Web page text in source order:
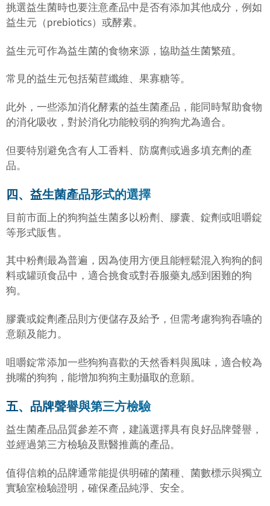
挑選益生菌時也要注意產品中是否有添加其他成分，例如
益生元（prebiotics）或酵素。
益生元可作為益生菌的食物來源，協助益生菌繁殖。
常見的益生元包括菊苣纖維、果寡糖等。
此外，一些添加消化酵素的益生菌產品，能同時幫助食物
的消化吸收，對於消化功能較弱的狗狗尤為適合。
但要特別避免含有人工香料、防腐劑或過多填充劑的產
品。
四、益生菌產品形式的選擇
目前市面上的狗狗益生菌多以粉劑、膠囊、錠劑或咀嚼錠
等形式販售。
其中粉劑最為普遍，因為使用方便且能輕鬆混入狗狗的飼
料或罐頭食品中，適合挑食或對吞服藥丸感到困難的狗
狗。
膠囊或錠劑產品則方便儲存及給予，但需考慮狗狗吞嚥的
意願及能力。
咀嚼錠常添加一些狗狗喜歡的天然香料與風味，適合較為
挑嘴的狗狗，能增加狗狗主動攝取的意願。
五、品牌聲譽與第三方檢驗
益生菌產品品質參差不齊，建議選擇具有良好品牌聲譽，
並經過第三方檢驗及獸醫推薦的產品。
值得信賴的品牌通常能提供明確的菌種、菌數標示與獨立
實驗室檢驗證明，確保產品純淨、安全。